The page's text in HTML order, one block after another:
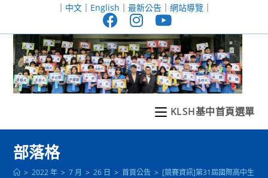
至
｜ 中文｜ English ｜ 最新公告｜ 網站導覽｜
KLSH基中首頁選單
部落格
> 2022 年 > 7 月 > 26 日 > 首頁公告 > [競賽資訊]第31屆國際高中生書